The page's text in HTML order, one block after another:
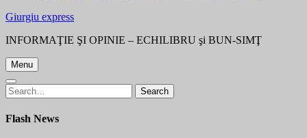
Giurgiu express
INFORMAŢIE ŞI OPINIE – ECHILIBRU şi BUN-SIMŢ
Menu
Search
for:
Search
Flash News